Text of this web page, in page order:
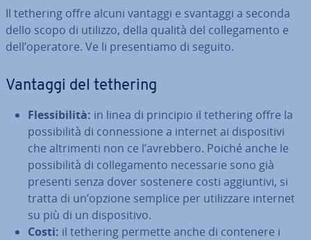
Il tethering offre alcuni vantaggi e svantaggi a seconda
dello scopo di utilizzo, della qualità del col­le­ga­men­to e
dell’operatore. Ve li pre­sen­tia­mo di seguito.
Vantaggi del tethering
Fles­si­bi­li­tà: in linea di principio il tethering offre la
pos­si­bi­li­tà di con­nes­sio­ne a internet ai di­spo­si­ti­vi
che al­tri­men­ti non ce l’avrebbero. Poiché anche le
pos­si­bi­li­tà di col­le­ga­men­to ne­ces­sa­rie sono già
presenti senza dover sostenere costi ag­giun­ti­vi, si
tratta di un’opzione semplice per uti­liz­za­re internet
su più di un di­spo­si­ti­vo.
Costi: il tethering permette anche di contenere i